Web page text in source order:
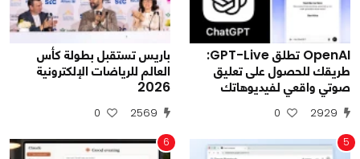
OpenAI تطلق GPT-Live:
طريقك للحصول على تعليق
صوتي واقعي لفيديوهاتك
2929
0
باريس تستقبل بطولة كأس
العالم للرياضات الإلكترونية
2026
2569
0
5
6